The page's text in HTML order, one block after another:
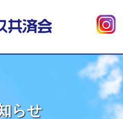
らせ